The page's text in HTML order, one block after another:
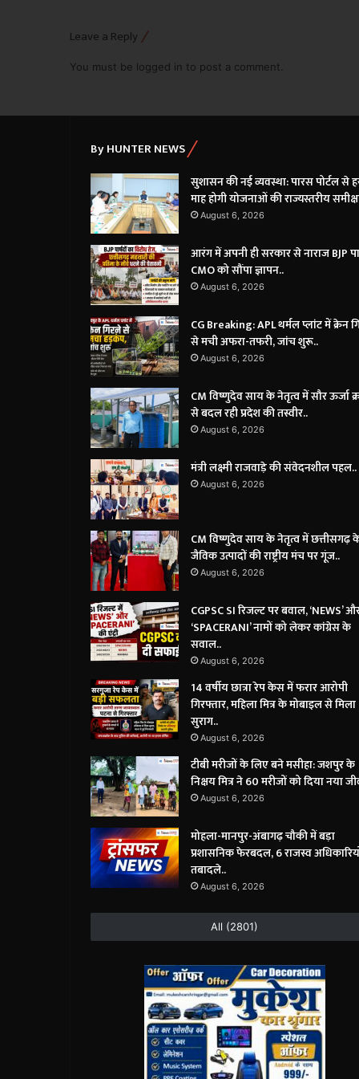
Leave a Reply
You must be logged in to post a comment.
By HUNTER NEWS
सुशासन की नई व्यवस्था: पारस पोर्टल से
माह होगी योजनाओं की राज्यस्तरीय
August 6, 2026
आरंग में अपनी ही सरकार से नाराज BJP
CMO को सौंपा ज्ञापन..
August 6, 2026
CG Breaking: APL थर्मल प्लांट में क्रेन
से मची अफरा-तफरी, जांच शुरू..
August 6, 2026
CM विष्णुदेव साय के नेतृत्व में सौर ऊर्जा
से बदल रही प्रदेश की तस्वीर..
August 6, 2026
मंत्री लक्ष्मी राजवाड़े की संवेदनशील पहल..
August 6, 2026
CM विष्णुदेव साय के नेतृत्व में छत्तीसगढ़
जैविक उत्पादों की राष्ट्रीय मंच पर गूंज..
August 6, 2026
CGPSC SI रिजल्ट पर बवाल, ‘NEWS’
‘SPACERANI’ नामों को लेकर कांग्रेस के
सवाल..
August 6, 2026
14 वर्षीय छात्रा रेप केस में फरार आरोपी
गिरफ्तार, महिला मित्र के मोबाइल से मिला
सुराग..
August 6, 2026
टीबी मरीजों के लिए बने मसीहा: जशपुर के
निक्षय मित्र ने 60 मरीजों को दिया नया
August 6, 2026
मोहला-मानपुर-अंबागढ़ चौकी में बड़ा
प्रशासनिक फेरबदल, 6 राजस्व
तबादले..
August 6, 2026
All (2801)